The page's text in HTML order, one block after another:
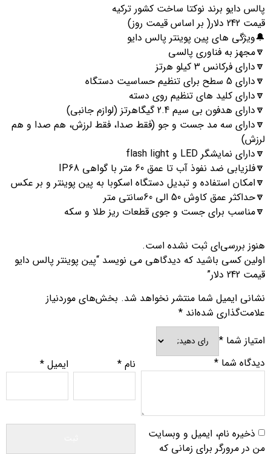
پالس دایو برند نوکتا ساخت کشور ترکیه
قیمت 242 دلار( بر اساس قیمت روز)
🔔ویژگی های پین پوینتر پالس دایو
🔽مجهز به فناوری پالسی
🔽دارای فرکانس 3 کیلو هرتز
🔽دارای 5 سطح برای تنظیم حساسیت دستگاه
🔽دارای کلید های تنظیم روی دسته
🔽دارای هدفون بی سیم 2.4 گیگاهرتز (لوازم جانبی)
🔽دارای سه مد جست و جو (فقط صدا، فقط لرزش، هم صدا و هم
لرزش)
🔽دارای نمایشگر LED و flash light
🔽فلزیابی ضد نفوذ آب تا عمق 60 متر با گواهی IP68
🔽امکان استفاده و تبدیل دستگاه اسکوبا به پین پوینتر و بر عکس
🔽حداکثر عمق کاوش 50 الی 60سانتی متر
🔽مناسب برای جست و جوی قطعات ریز طلا و سکه
هنوز بررسی‌ای ثبت نشده است.
اولین کسی باشید که دیدگاهی می نویسد “پین پوینتر پالس دایو
قیمت 242 دلار”
نشانی ایمیل شما منتشر نخواهد شد. بخش‌های موردنیاز
علامت‌گذاری شده‌اند *
امتیاز شما *
دیدگاه شما * نام * ایمیل*
ذخیره نام، ایمیل و وبسایت
من در مرورگر برای زمانی که